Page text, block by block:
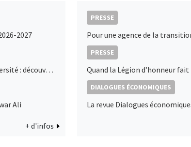
2027
Campagne Aix-Marseille Université : découvrez le podcast de Marc Sangnier
Ali
+ d'infos
PRESSE
Pour une agence de la
PRESSE
DIALOGUES ÉCONOMIQUES